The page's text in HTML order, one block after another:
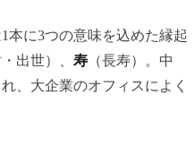
本に3つの意味を込めた縁起
出世）、 寿 （長寿）。中
、大企業のオフィスによく